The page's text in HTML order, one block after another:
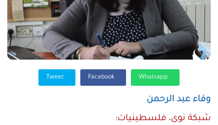
وفاء عبد الرحمن
شبكة نوى، فلسطينيات: